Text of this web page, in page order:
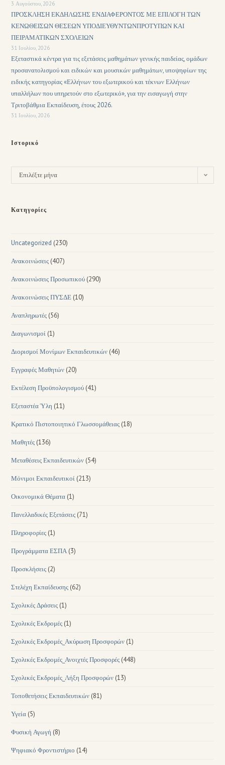
3 Αυγούστου, 2026
ΠΡΟΣΚΛΗΣΗ ΕΚΔΗΛΩΣΗΣ ΕΝΔΙΑΦΕΡΟΝΤΟΣ ΜΕ ΕΠΙΛΟΓΗ ΤΩΝ
ΚΕΝΩΘΕΙΣΩΝ ΘΕΣΕΩΝ ΥΠΟΔΙΕΥΘΥΝΤΩΝΠΡΟΤΥΠΩΝ ΚΑΙ
ΠΕΙΡΑΜΑΤΙΚΩΝ ΣΧΟΛΕΙΩΝ
31 Ιουλίου, 2026
Εξεταστικά κέντρα για τις εξετάσεις μαθημάτων γενικής παιδείας, ομάδων
προσανατολισμού και ειδικών και μουσικών μαθημάτων, υποψηφίων της
ειδικής κατηγορίας «Ελλήνων του εξωτερικού και τέκνων Ελλήνων
υπαλλήλων που υπηρετούν στο εξωτερικό», για την εισαγωγή στην
Τριτοβάθμια Εκπαίδευση, έτους 2026.
31 Ιουλίου, 2026
Ιστορικό
Επιλέξτε μήνα
Κατηγορίες
Uncategorized (230)
Ανακοινώσεις (407)
Ανακοινώσεις Προσωπικού (290)
Ανακοινώσεις ΠΥΣΔΕ (10)
Αναπληρωτές (56)
Διαγωνισμοί (1)
Διορισμοί Μονίμων Εκπαιδευτικών (46)
Εγγραφές Μαθητών (20)
Εκτέλεση Προϋπολογισμού (41)
Εξεταστέα Ύλη (11)
Κρατικό Πιστοποιητικό Γλωσσομάθειας (18)
Μαθητές (136)
Μεταθέσεις Εκπαιδευτικών (54)
Μόνιμοι Εκπαιδευτικοί (213)
Οικονομικά Θέματα (1)
Πανελλαδικές Εξετάσεις (71)
Πληροφορίες (1)
Προγράμματα ΕΣΠΑ (3)
Προσκλήσεις (2)
Στελέχη Εκπαίδευσης (62)
Σχολικές Δράσεις (1)
Σχολικές Εκδρομές (1)
Σχολικές Εκδρομές_Ακύρωση Προσφορών (1)
Σχολικές Εκδρομές_Ανοιχτές Προσφορές (448)
Σχολικές Εκδρομές_Λήξη Προσφορών (13)
Τοποθετήσεις Εκπαιδευτικών (81)
Υγεία (5)
Φυσική Αγωγή (8)
Ψηφιακό Φροντιστήριο (14)